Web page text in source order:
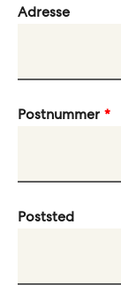
Adresse
Postnummer
Poststed